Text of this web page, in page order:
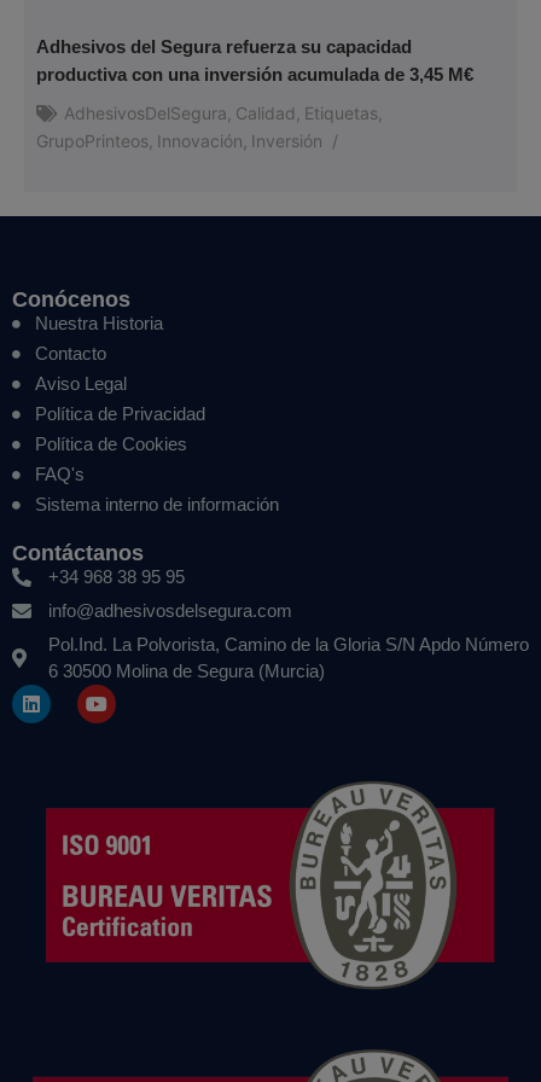
Adhesivos del Segura refuerza su capacidad
productiva con una inversión acumulada de 3,45 M€
AdhesivosDelSegura Calidad Etiquetas
GrupoPrinteos Innovación Inversión /
Conócenos
Nuestra Historia
Contacto
Aviso Legal
Política de Privacidad
Política de Cookies
FAQ's
Sistema interno de información
Contáctanos
+34 968 38 95 95
info@adhesivosdelsegura.com
Pol.Ind. La Polvorista, Camino de la Gloria S/N Apdo Número
6 30500 Molina de Segura (Murcia)